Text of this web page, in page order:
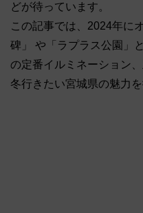
どが待っています。
この記事では、2024年に
碑」 や「ラプラス公園」
の定番イルミネーション
冬行きたい宮城県の魅力